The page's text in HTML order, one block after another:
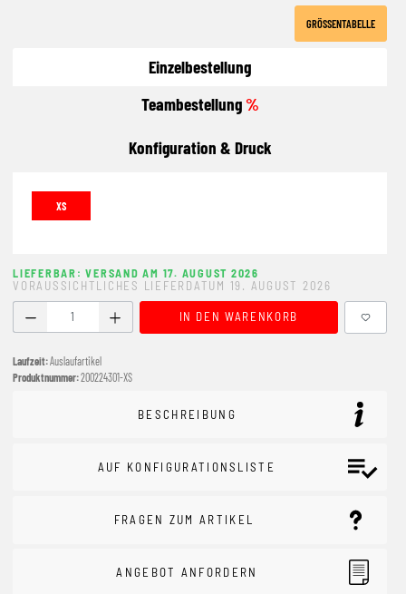
GRÖSSENTABELLE
Einzelbestellung
Teambestellung%
Konfiguration & Druck
XS
LIEFERBAR: VERSAND AM 17. AUGUST 2026
VORAUSSICHTLICHES LIEFERDATUM 19. AUGUST 2026
Produkt Anzahl: Gib den gewünschten Wert ein oder
IN DEN WARENKORB
Laufzeit:Auslaufartikel
Produktnummer:200224301-XS
BESCHREIBUNG
AUF KONFIGURATIONSLISTE
FRAGEN ZUM ARTIKEL
ANGEBOT ANFORDERN